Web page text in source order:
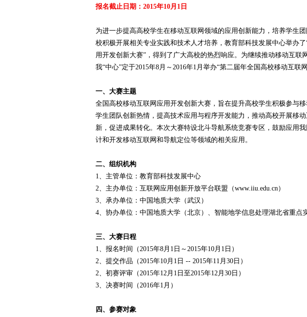
报名截止日期：2015年10月1日
为进一步提高高校学生在移动互联网领域的应用创新能力，培养学生
校积极开展相关专业实践和技术人才培养，教育部科技发展中心举办
用开发创新大赛”，得到了广大高校的热烈响应。为继续推动移动互联
我“中心”定于2015年8月～2016年1月举办“第二届年全国高校移动互联
一、大赛主题
全国高校移动互联网应用开发创新大赛，旨在提升高校学生积极参与
学生团队创新热情，提高技术应用与程序开发能力，推动高校开展移
新，促进成果转化。本次大赛特设北斗导航系统竞赛专区，鼓励应用
计和开发移动互联网和导航定位等领域的相关应用。
二、组织机构
1、主管单位：教育部科技发展中心
2、主办单位：互联网应用创新开放平台联盟（www.iiu.edu.cn）
3、承办单位：中国地质大学（武汉）
4、协办单位：中国地质大学（北京）、智能地学信息处理湖北省重点
三、大赛日程
1、报名时间（2015年8月1日～2015年10月1日）
2、提交作品（2015年10月1日 -- 2015年11月30日）
2、初赛评审（2015年12月1日至2015年12月30日）
3、决赛时间（2016年1月）
四、参赛对象